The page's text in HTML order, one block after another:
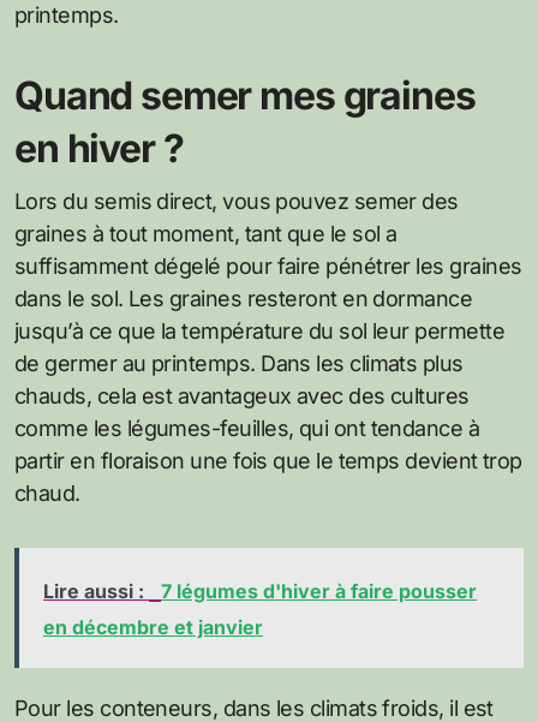
printemps.
Quand semer mes graines
en hiver ?
Lors du semis direct, vous pouvez semer des
graines à tout moment, tant que le sol a
suffisamment dégelé pour faire pénétrer les graines
dans le sol. Les graines resteront en dormance
jusqu’à ce que la température du sol leur permette
de germer au printemps. Dans les climats plus
chauds, cela est avantageux avec des cultures
comme les légumes-feuilles, qui ont tendance à
partir en floraison une fois que le temps devient trop
chaud.
Lire aussi :
7 légumes d'hiver à faire pousser
en décembre et janvier
Pour les conteneurs, dans les climats froids, il est